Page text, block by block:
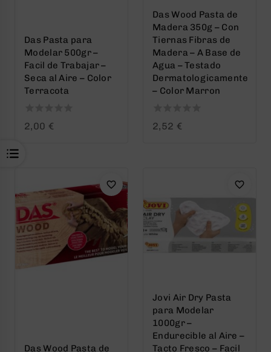
Das Pasta para
Modelar 500gr –
Facil de Trabajar –
Seca al Aire – Color
Terracota
0
2,00 €
Das Wood Pasta de
Madera 350g – Con
Tiernas Fibras de
Madera – A Base de
Agua – Testado
Dermatologicamente
– Color Marron
0
2,52 €
Das Wood Pasta de
Jovi Air Dry Pasta
para Modelar
1000gr –
Endurecible al Aire –
Tacto Fresco – Facil